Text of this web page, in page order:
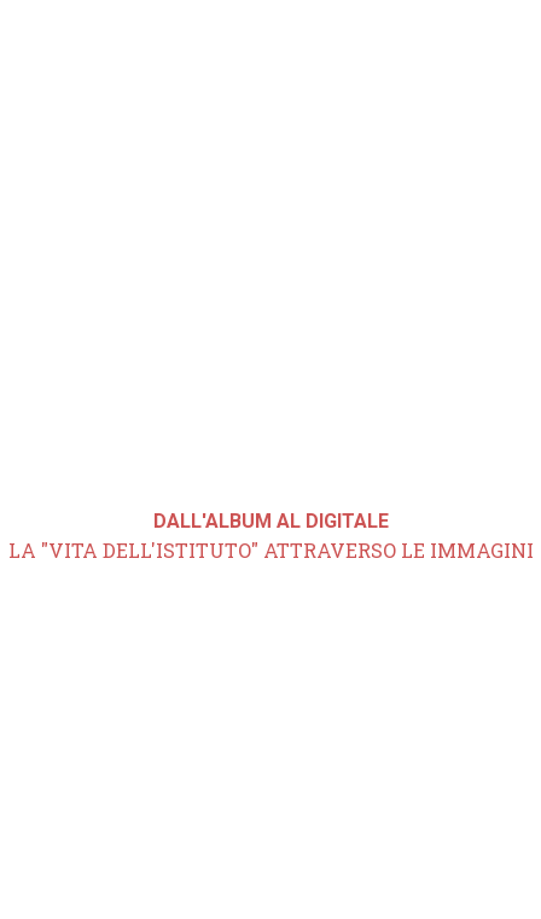
DALL'ALBUM AL DIGITALE
LA "VITA DELL'ISTITUTO" ATTRAVERSO LE IMMAGINI